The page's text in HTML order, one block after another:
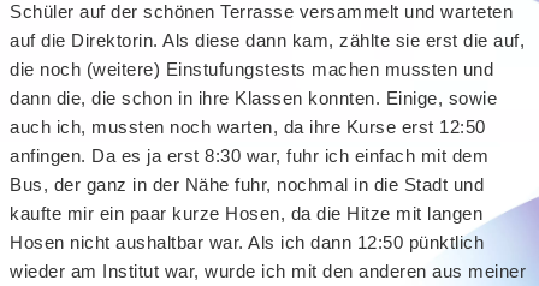
Schüler auf der schönen Terrasse versammelt und warteten
auf die Direktorin. Als diese dann kam, zählte sie erst die auf,
die noch (weitere) Einstufungstests machen mussten und
dann die, die schon in ihre Klassen konnten. Einige, sowie
auch ich, mussten noch warten, da ihre Kurse erst 12:50
anfingen. Da es ja erst 8:30 war, fuhr ich einfach mit dem
Bus, der ganz in der Nähe fuhr, nochmal in die Stadt und
kaufte mir ein paar kurze Hosen, da die Hitze mit langen
Hosen nicht aushaltbar war. Als ich dann 12:50 pünktlich
wieder am Institut war, wurde ich mit den anderen aus meiner